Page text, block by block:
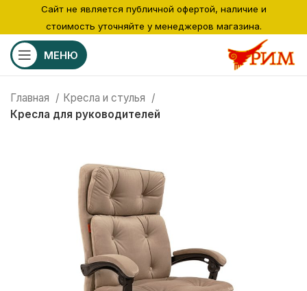
МЕНЮ
Главная
Кресла и стулья
Кресла для руководителей
Сайт не является публичной офертой, наличие и
стоимость уточняйте у менеджеров магазина.